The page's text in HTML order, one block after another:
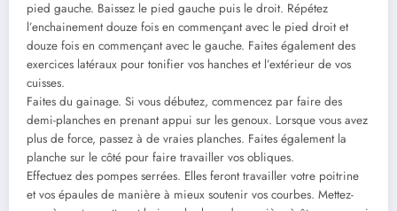
pied gauche. Baissez le pied gauche puis le droit. Répétez
l’enchainement douze fois en commençant avec le pied droit et
douze fois en commençant avec le gauche. Faites également des
exercices latéraux pour tonifier vos hanches et l’extérieur de vos
cuisses.
Faites du gainage. Si vous débutez, commencez par faire des
demi-planches en prenant appui sur les genoux. Lorsque vous avez
plus de force, passez à de vraies planches. Faites également la
planche sur le côté pour faire travailler vos obliques.
Effectuez des pompes serrées. Elles feront travailler votre poitrine
et vos épaules de manière à mieux soutenir vos courbes. Mettez-